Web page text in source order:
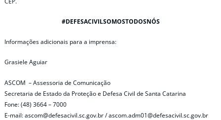
#DEFESACIVILSOMOSTODOSNÓS
Informações adicionais para a imprensa:
Grasiele Aguiar
ASCOM – Assessoria de Comunicação
Secretaria de Estado da Proteção e Defesa Civil de Santa Catarina
Fone: (48) 3664 – 7000
E-mail: ascom@defesacivil.sc.gov.br / ascom.adm01@defesacivil.sc.gov.br